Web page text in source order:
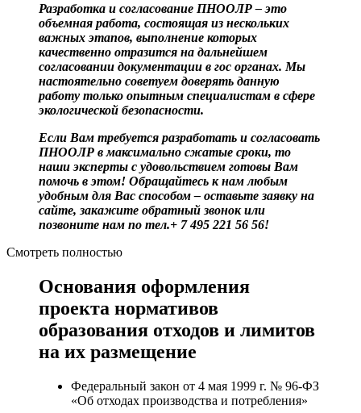
Разработка и согласование ПНООЛР – это
объемная работа, состоящая из нескольких
важных этапов, выполнение которых
качественно отразится на дальнейшем
согласовании документации в гос органах. Мы
настоятельно советуем доверять данную
работу только опытным специалистам в сфере
экологической безопасности.
Если Вам требуется разработать и согласовать
ПНООЛР в максимально сжатые сроки, то
наши эксперты с удовольствием готовы Вам
помочь в этом! Обращайтесь к нам любым
удобным для Вас способом – оставьте заявку на
сайте, закажите обратный звонок или
позвоните нам по тел.+ 7 495 221 56 56!
Смотреть полностью
Основания оформления
проекта нормативов
образования отходов и лимитов
на их размещение
Федеральный закон от 4 мая 1999 г. № 96-ФЗ
«Об отходах производства и потребления»